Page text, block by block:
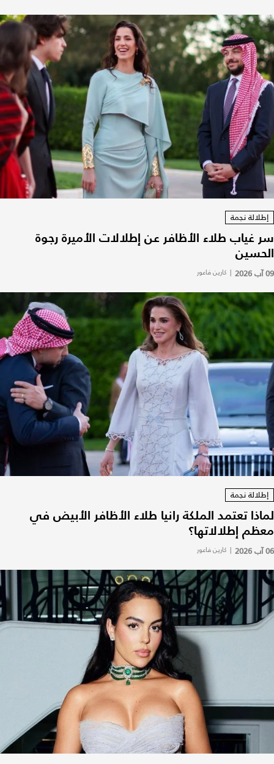
إطلالة نجمة
سر غياب طلاء الأظافر عن إطلالات الأميرة رجوة
الحسين
09 آب 2026 | كارين فاعور
إطلالة نجمة
لماذا تعتمد الملكة رانيا طلاء الأظافر الأبيض في
معظم إطلالاتها؟
06 آب 2026 | كارين فاعور